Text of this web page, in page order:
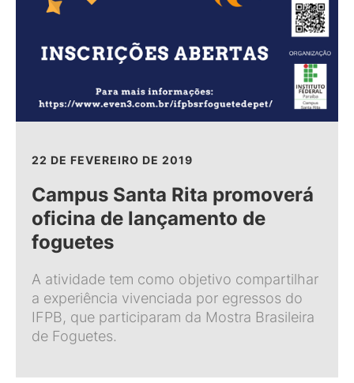
22 DE FEVEREIRO DE 2019
Campus Santa Rita promoverá
oficina de lançamento de
foguetes
A atividade tem como objetivo compartilhar
a experiência vivenciada por egressos do
IFPB, que participaram da Mostra Brasileira
de Foguetes.